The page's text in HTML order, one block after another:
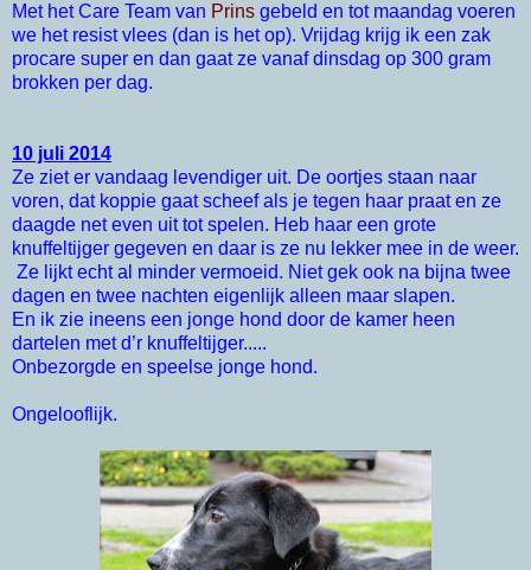
Met het Care Team van Prins gebeld en tot maandag voeren
we het resist vlees (dan is het op). Vrijdag krijg ik een zak
procare super en dan gaat ze vanaf dinsdag op 300 gram
brokken per dag.
10 juli 2014
Ze ziet er vandaag levendiger uit. De oortjes staan naar
voren, dat koppie gaat scheef als je tegen haar praat en ze
daagde net even uit tot spelen. Heb haar een grote
knuffeltijger gegeven en daar is ze nu lekker mee in de weer.
Ze lijkt echt al minder vermoeid. Niet gek ook na bijna twee
dagen en twee nachten eigenlijk alleen maar slapen.
En ik zie ineens een jonge hond door de kamer heen
dartelen met d’r knuffeltijger.....
Onbezorgde en speelse jonge hond.
Ongelooflijk.